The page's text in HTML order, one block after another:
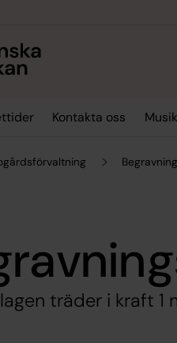
Kontakta oss
träder i kraft 1